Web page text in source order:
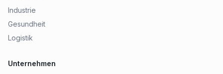
Industrie
Gesundheit
Logistik
Unternehmen